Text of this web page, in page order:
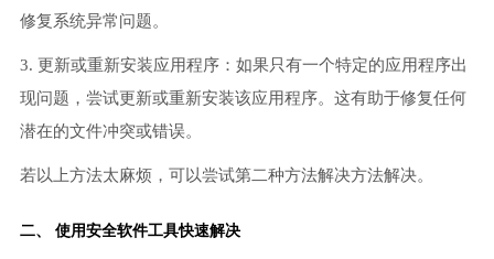
修复系统异常问题。
3. 更新或重新安装应用程序：如果只有一个特定的应用程序出
现问题，尝试更新或重新安装该应用程序。这有助于修复任何
潜在的文件冲突或错误。
若以上方法太麻烦，可以尝试第二种方法解决方法解决。
二、 使用安全软件工具快速解决